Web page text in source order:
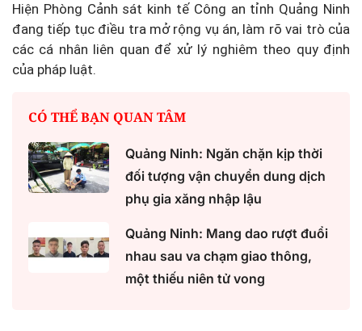
Hiện Phòng Cảnh sát kinh tế Công an tỉnh Quảng Ninh
đang tiếp tục điều tra mở rộng vụ án, làm rõ vai trò của
các cá nhân liên quan để xử lý nghiêm theo quy định
của pháp luật.
CÓ THỂ BẠN QUAN TÂM
Quảng Ninh: Ngăn chặn kịp thời
đối tượng vận chuyển dung dịch
phụ gia xăng nhập lậu
Quảng Ninh: Mang dao rượt đuổi
nhau sau va chạm giao thông,
một thiếu niên tử vong